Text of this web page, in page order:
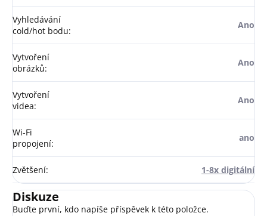
Vyhledávání
cold/hot bodu:
Ano
Vytvoření
obrázků:
Ano
Vytvoření
videa:
Ano
Wi-Fi
propojení:
ano
Zvětšení: 1-8x digitální
Diskuze
Buďte první, kdo napíše příspěvek k této položce.